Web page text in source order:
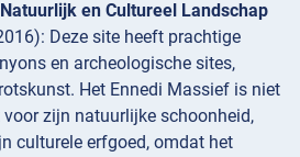
en Cultureel Landschap
Deze site heeft prachtige
en archeologische sites,
Het Ennedi Massief is niet
zijn natuurlijke schoonheid,
culturele erfgoed, omdat het